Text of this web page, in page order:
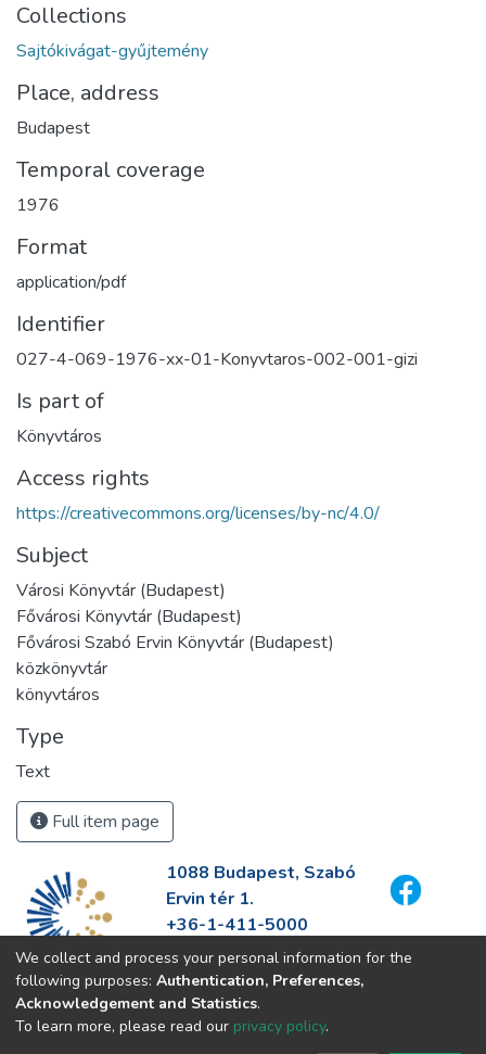
Collections
Sajtókivágat-gyűjtemény
Place, address
Budapest
Temporal coverage
1976
Format
application/pdf
Identifier
027-4-069-1976-xx-01-Konyvtaros-002-001-gizi
Is part of
Könyvtáros
Access rights
https://creativecommons.org/licenses/by-nc/4.0/
Subject
Városi Könyvtár (Budapest)
Fővárosi Könyvtár (Budapest)
Fővárosi Szabó Ervin Könyvtár (Budapest)
közkönyvtár
könyvtáros
Type
Text
Full item page
1088 Budapest, Szabó
Ervin tér 1.
+36-1-411-5000
info@fszek.hu
https://fszek.hu
We collect and process your personal information for the
following purposes: Authentication, Preferences,
Acknowledgement and Statistics.
To learn more, please read our privacy policy.